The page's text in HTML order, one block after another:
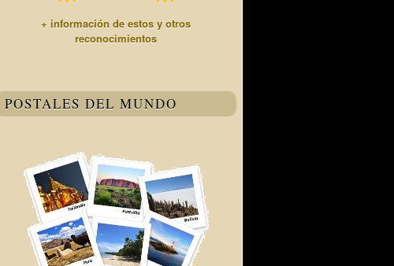
+ información de estos y otros
reconocimientos
POSTALES DEL MUNDO